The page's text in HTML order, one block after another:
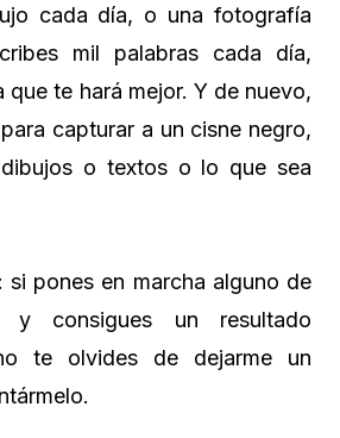
cada día, o una fotografía
mil palabras cada día,
que te hará mejor. Y de nuevo,
capturar a un cisne negro,
o textos o lo que sea
si pones en marcha alguno de
y consigues un resultado
te olvides de dejarme un